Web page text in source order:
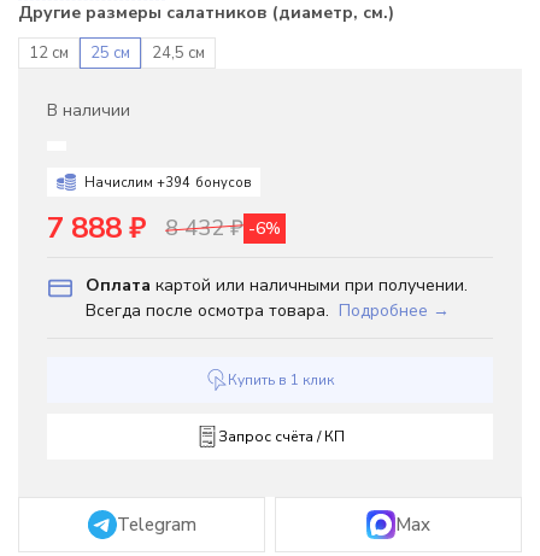
Другие размеры салатников (диаметр, см.)
12 см 25 см 24,5 см
В наличии
Начислим +394 бонусов
7 888₽ 8 432₽ -6%
Оплата картой или наличными при получении.
Всегда после осмотра товара. Подробнее →
Купить в 1 клик
Запрос счёта / КП
Telegram Max